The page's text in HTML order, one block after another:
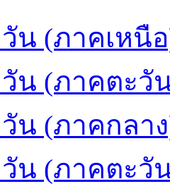
น (ภาคเหนื
น (ภาคตะวั
น (ภาคกลา
น (ภาคตะวั